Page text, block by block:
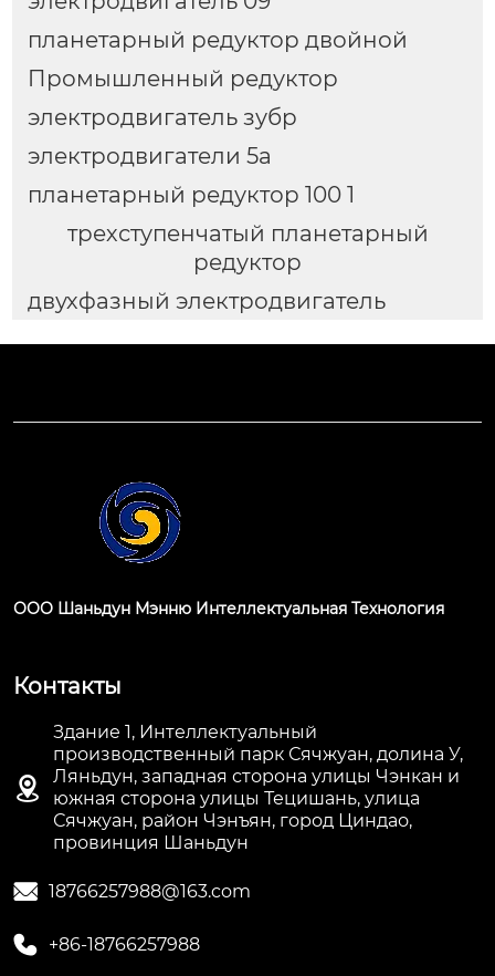
планетарный редуктор двойной
Промышленный редуктор
электродвигатель зубр
электродвигатели 5а
планетарный редуктор 100 1
трехступенчатый планетарный
редуктор
двухфазный электродвигатель
ООО Шаньдун Мэнню Интеллектуальная Технология
Контакты

Здание 1, Интеллектуальный
производственный парк Сячжуан, долина У,
Ляньдун, западная сторона улицы Чэнкан и
южная сторона улицы Тецишань, улица
Сячжуан, район Чэнъян, город Циндао,
провинция Шаньдун
 18766257988@163.com
 +86-18766257988